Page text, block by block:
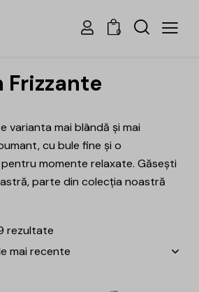
0
Frizzante
varianta mai blândă și mai
cu bule fine și o
momente relaxate. Găsești
parte din colecția noastră
rezultate